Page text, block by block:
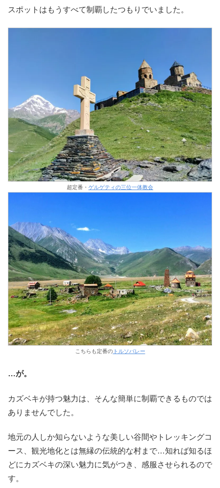
スポットはもうすべて制覇したつもりでいました。
超定番・ ゲルゲティの三位一体教会
こちらも定番のトルソバレー
…が。
カズベキが持つ魅力は、そんな簡単に制覇できるものでは
ありませんでした。
地元の人しか知らないような美しい谷間やトレッキングコ
ース、観光地化とは無縁の伝統的な村まで…知れば知るほ
どにカズベキの深い魅力に気がつき、感服させられるので
す。